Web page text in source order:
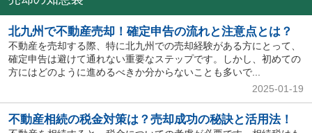
北九州で不動産売却！確定申告の流れと注意点とは？
不動産を売却する際、特に北九州での売却経験がある方にとって、
確定申告は避けて通れない重要なステップです。しかし、初めての
方にはどのように進めるべきか分からないことも多いで...
2025-01-19
不動産相続の税金対策は？売却成功の秘訣と活用法！